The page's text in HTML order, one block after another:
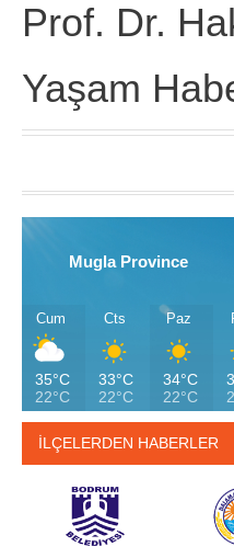
Prof. Dr.
Yaşam
Mugla Province
Cum
35°C
22°C
Cts
33°C
22°C
Paz
34°C
22°C
İLÇELERDEN HABERLER